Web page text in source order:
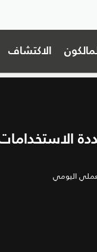
المالكون الاكتشاف
اليومي